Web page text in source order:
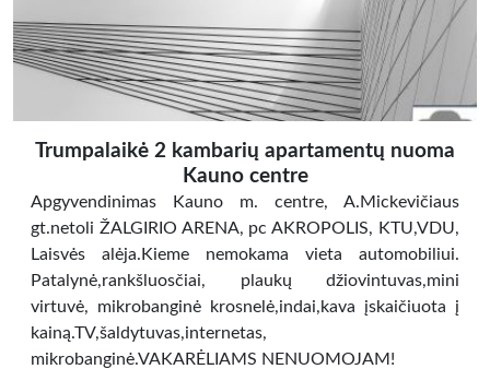
Trumpalaikė 2 kambarių apartamentų nuoma
Kauno centre
Apgyvendinimas Kauno m. centre, A.Mickevičiaus
gt.netoli ŽALGIRIO ARENA, pc AKROPOLIS, KTU,VDU,
Laisvės alėja.Kieme nemokama vieta automobiliui.
Patalynė,rankšluosčiai, plaukų džiovintuvas,mini
virtuvė, mikrobanginė krosnelė,indai,kava įskaičiuota į
kainą.TV,šaldytuvas,internetas,
mikrobanginė.VAKARĖLIAMS NENUOMOJAM!